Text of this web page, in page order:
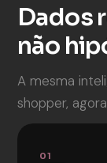
Dados
não
A mesma
shopper,
01